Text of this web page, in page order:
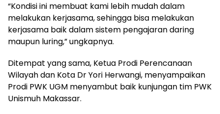
“Kondisi ini membuat kami lebih mudah dalam
melakukan kerjasama, sehingga bisa melakukan
kerjasama baik dalam sistem pengajaran daring
maupun luring,” ungkapnya.
Ditempat yang sama, Ketua Prodi Perencanaan
Wilayah dan Kota Dr Yori Herwangi, menyampaikan
Prodi PWK UGM menyambut baik kunjungan tim PWK
Unismuh Makassar.